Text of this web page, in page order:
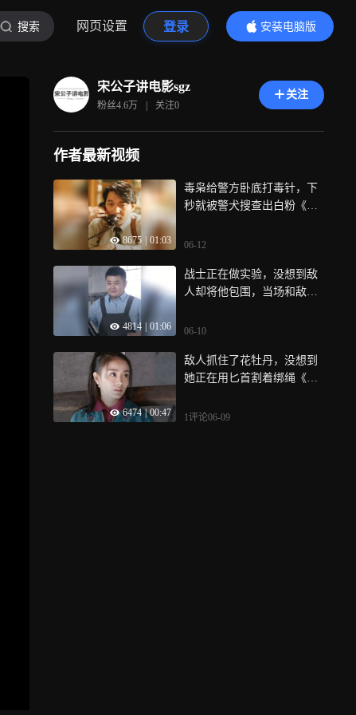
搜索 网页设置 登录
安装电脑版
内容更精彩
宋公子讲电影sgz
粉丝4.6万 | 关注0
关注
作者最新视频
8675 | 01:03
毒枭给警方卧底打毒针，下
秒就被警犬搜查出白粉《绝
06-12
4814 01:06
战士正在做实验，没想到敌
人却将他包围，当场和敌人
06-10
6474 | 00:47
敌人抓住了花牡丹，没想到
她正在用匕首割着绑绳《我
1评论06-09